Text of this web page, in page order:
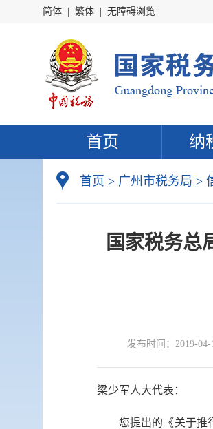
简体 繁体 无障碍浏览
首页 纳
首页 > 广州市税务局 >
国家税务总
发布时间： 2019-
梁少军人大代表：
您提出的《关于推